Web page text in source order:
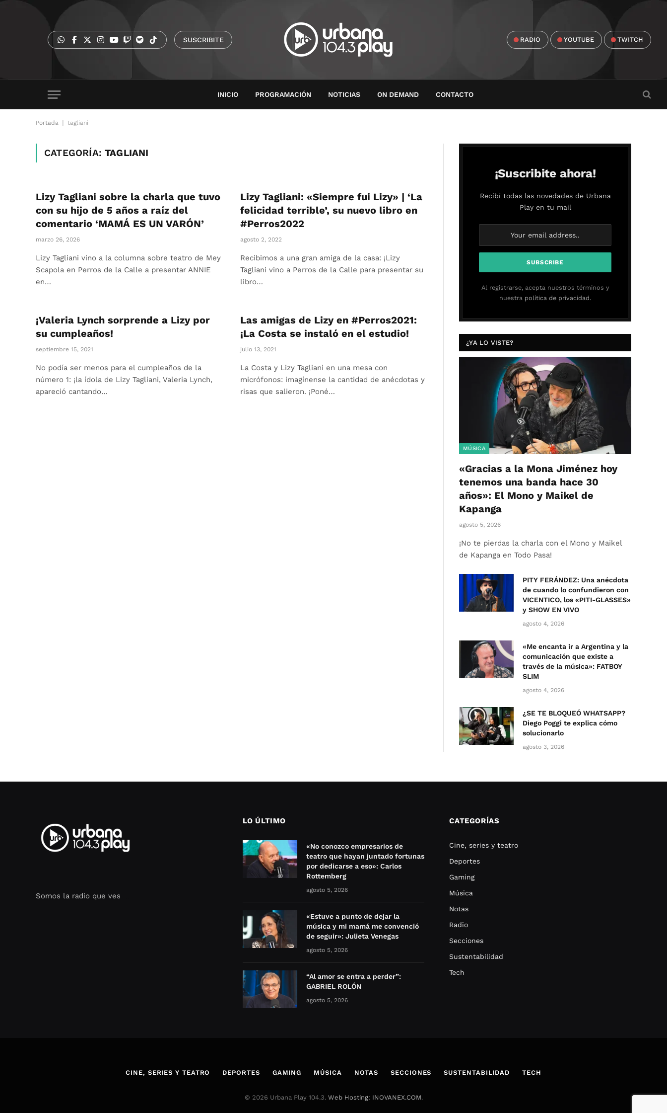
SUSCRIBITE RADIO YOUTUBE TWITCH
INICIO PROGRAMACIÓN NOTICIAS ON DEMAND CONTACTO
Portada tagliani
CATEGORÍA:TAGLIANI
Lizy Tagliani sobre la charla que tuvo
con su hijo de 5 años a raíz del
comentario ‘MAMÁ ES UN VARÓN’
marzo 26, 2026
Lizy Tagliani vino a la columna sobre teatro de Mey
Scapola en Perros de la Calle a presentar ANNIE
en…
Lizy Tagliani: «Siempre fui Lizy» | ‘La
felicidad terrible’, su nuevo libro en
#Perros2022
agosto 2, 2022
Recibimos a una gran amiga de la casa: ¡Lizy
Tagliani vino a Perros de la Calle para presentar su
libro…
¡Valeria Lynch sorprende a Lizy por
su cumpleaños!
septiembre 15, 2021
No podía ser menos para el cumpleaños de la
número 1: ¡la ídola de Lizy Tagliani, Valeria Lynch,
apareció cantando…
Las amigas de Lizy en #Perros2021:
¡La Costa se instaló en el estudio!
julio 13, 2021
La Costa y Lizy Tagliani en una mesa con
micrófonos: imagínense la cantidad de anécdotas y
risas que salieron. ¡Poné…
¡Suscribite ahora!
Recibí todas las novedades de Urbana
Play en tu mail
Al registrarse, acepta nuestros términos y
nuestra política de privacidad.
¿YA LO VISTE?
MÚSICA
«Gracias a la Mona Jiménez hoy
tenemos una banda hace 30
años»: El Mono y Maikel de
Kapanga
agosto 5, 2026
¡No te pierdas la charla con el Mono y Maikel
de Kapanga en Todo Pasa!
PITY FERÁNDEZ: Una anécdota
de cuando lo confundieron con
VICENTICO, los «PITI-GLASSES»
y SHOW EN VIVO
agosto 4, 2026
«Me encanta ir a Argentina y la
comunicación que existe a
través de la música»: FATBOY
SLIM
agosto 4, 2026
¿SE TE BLOQUEÓ WHATSAPP?
Diego Poggi te explica cómo
solucionarlo
agosto 3, 2026
Somos la radio que ves
LO ÚLTIMO
«No conozco empresarios de
teatro que hayan juntado fortunas
por dedicarse a eso»: Carlos
Rottemberg
agosto 5, 2026
«Estuve a punto de dejar la
música y mi mamá me convenció
de seguir»: Julieta Venegas
agosto 5, 2026
“Al amor se entra a perder”:
GABRIEL ROLÓN
agosto 5, 2026
CATEGORÍAS
Cine, series y teatro
Deportes
Gaming
Música
Notas
Radio
Secciones
Sustentabilidad
Tech
CINE, SERIES Y TEATRO DEPORTES GAMING MÚSICA NOTAS SECCIONES SUSTENTABILIDAD TECH
© 2026 Urbana Play 104.3. Web Hosting: INOVANEX.COM.